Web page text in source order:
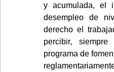
y acumulada, el
desempleo de
derecho el
percibir,
programa de